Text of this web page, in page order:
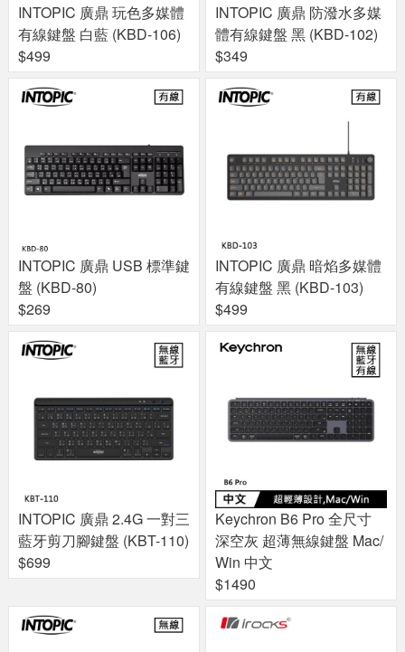
INTOPIC 廣鼎 玩色多媒體
有線鍵盤 白藍 (KBD-106)
$499
INTOPIC 廣鼎 防潑水多媒
體有線鍵盤 黑 (KBD-102)
$349
INTOPIC 廣鼎 USB 標準鍵
盤 (KBD-80)
$269
INTOPIC 廣鼎 暗焰多媒體
有線鍵盤 黑 (KBD-103)
$499
INTOPIC 廣鼎 2.4G 一對三
藍牙剪刀腳鍵盤 (KBT-110)
$699
Keychron B6 Pro 全尺寸
深空灰 超薄無線鍵盤 Mac/
Win 中文
$1490